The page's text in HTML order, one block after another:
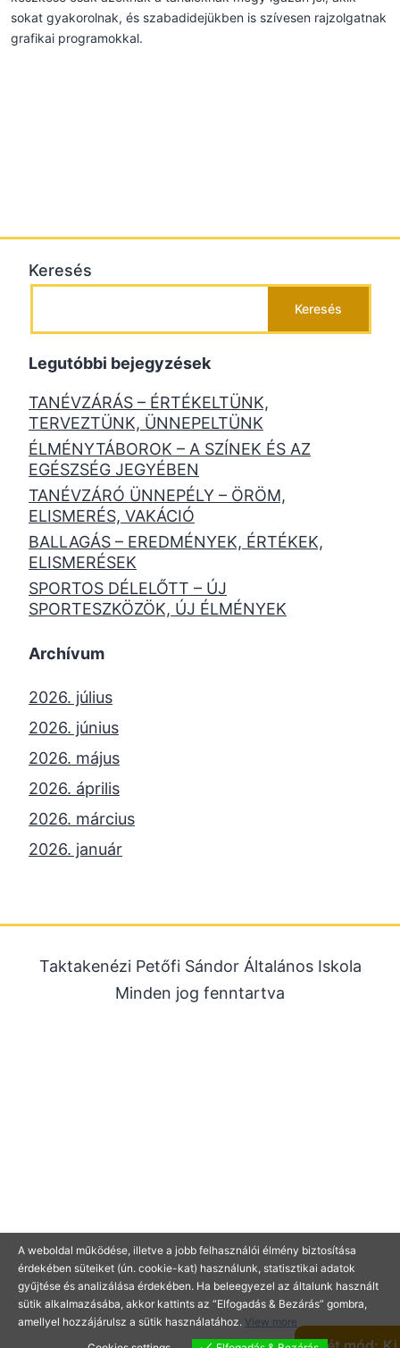
sokat gyakorolnak, és szabadidejükben is szívesen rajzolgatnak
grafikai programokkal.
Keresés
Keresés
Legutóbbi bejegyzések
TANÉVZÁRÁS – ÉRTÉKELTÜNK,
TERVEZTÜNK, ÜNNEPELTÜNK
ÉLMÉNYTÁBOROK – A SZÍNEK ÉS AZ
EGÉSZSÉG JEGYÉBEN
TANÉVZÁRÓ ÜNNEPÉLY – ÖRÖM,
ELISMERÉS, VAKÁCIÓ
BALLAGÁS – EREDMÉNYEK, ÉRTÉKEK,
ELISMERÉSEK
SPORTOS DÉLELŐTT – ÚJ
SPORTESZKÖZÖK, ÚJ ÉLMÉNYEK
Archívum
2026. július
2026. június
2026. május
2026. április
2026. március
2026. január
2025. július
2025. június
2024. július
2024. június
2024. május
Taktakenézi Petőfi Sándor Általános Iskola
Minden jog fenntartva
A weboldal működése, illetve a jobb felhasználói élmény biztosítása
érdekében süteiket (ún. cookie-kat) használunk, statisztikai adatok
gyűjtése és analizálása érdekében. Ha beleegyezel az általunk használt
sütik alkalmazásába, akkor kattints az “Elfogadás & Bezárás” gombra,
amellyel hozzájárulsz a sütik használatához. View more